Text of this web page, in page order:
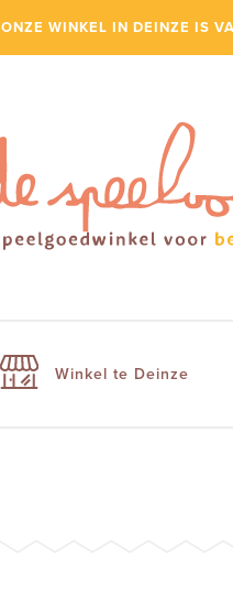
ONZE WINKEL IN DEINZE IS
Winkel te Deinze